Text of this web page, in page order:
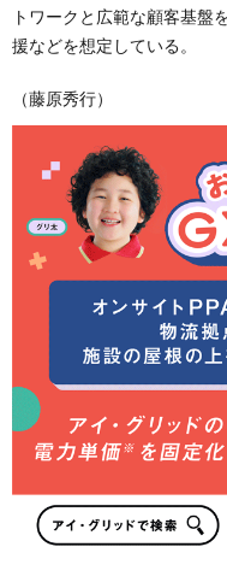
トワークと広範な顧客基盤
援などを想定している。
（藤原秀行）